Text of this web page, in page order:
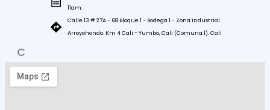
11am.
Calle 13 # 27A - 68 Bloque 1 - Bodega 1 - Zona Industrial.
Arroyohondo. Km 4 Cali - Yumbo, Cali (Comuna 1). Cali
C
O
M
O